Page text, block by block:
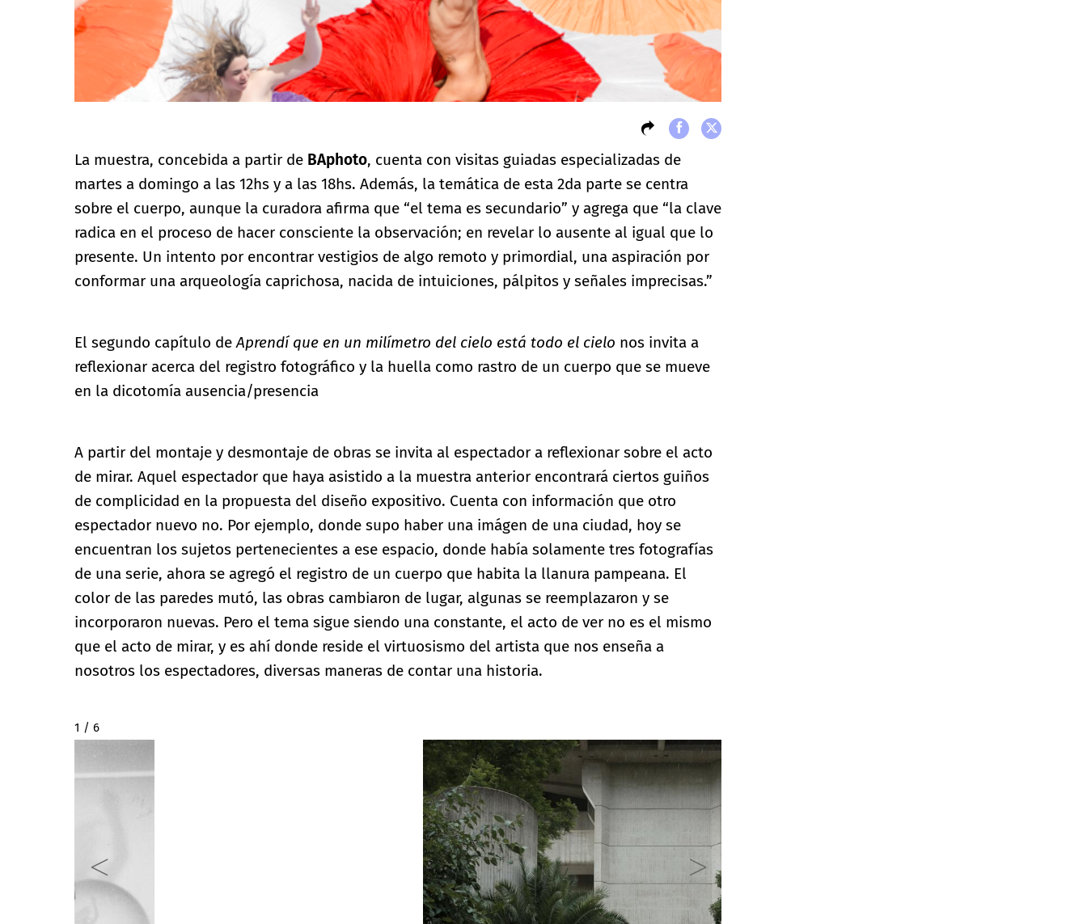
La muestra, concebida a partir de BAphoto, cuenta con visitas guiadas especializadas de
martes a domingo a las 12hs y a las 18hs. Además, la temática de esta 2da parte se centra
sobre el cuerpo, aunque la curadora afirma que “el tema es secundario” y agrega que “la clave
radica en el proceso de hacer consciente la observación; en revelar lo ausente al igual que lo
presente. Un intento por encontrar vestigios de algo remoto y primordial, una aspiración por
conformar una arqueología caprichosa, nacida de intuiciones, pálpitos y señales imprecisas.”
El segundo capítulo deAprendí que en un milímetro del cielo está todo el cielo nos invita a
reflexionar acerca del registro fotográfico y la huella como rastro de un cuerpo que se mueve
en la dicotomía ausencia/presencia
A partir del montaje y desmontaje de obras se invita al espectador a reflexionar sobre el acto
de mirar. Aquel espectador que haya asistido a la muestra anterior encontrará ciertos guiños
de complicidad en la propuesta del diseño expositivo. Cuenta con información que otro
espectador nuevo no. Por ejemplo, donde supo haber una imágen de una ciudad, hoy se
encuentran los sujetos pertenecientes a ese espacio, donde había solamente tres fotografías
de una serie, ahora se agregó el registro de un cuerpo que habita la llanura pampeana. El
color de las paredes mutó, las obras cambiaron de lugar, algunas se reemplazaron y se
incorporaron nuevas. Pero el tema sigue siendo una constante, el acto de ver no es el mismo
que el acto de mirar, y es ahí donde reside el virtuosismo del artista que nos enseña a
nosotros los espectadores, diversas maneras de contar una historia.
2 / 6